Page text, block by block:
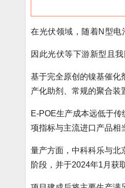
在光伏领域，随着N型电
因此光伏等下游新型且
基于完全原创的镍基催化
产化助剂、常规的聚合装
E-POE生产成本远低于
项指标与主流进口产品相
量产方面，中科科乐与北
阶段，并于2024年1月获